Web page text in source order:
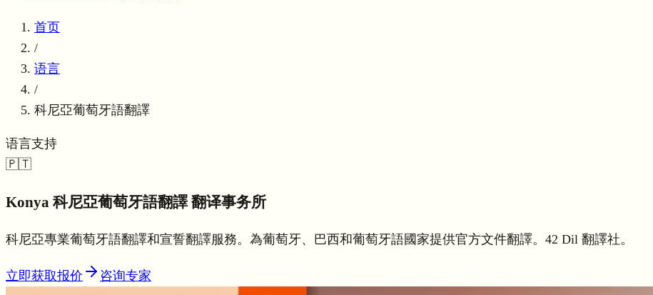
首页
/
语言
/
科尼亞葡萄牙語翻譯
语言支持
🇵🇹
Konya 科尼亞葡萄牙語翻譯 翻译事务所
科尼亞專業葡萄牙語翻譯和宣誓翻譯服務。為葡萄牙、巴西和葡萄牙語國家提供官方文件翻譯。42 Dil 翻譯社。
立即获取报价 咨询专家